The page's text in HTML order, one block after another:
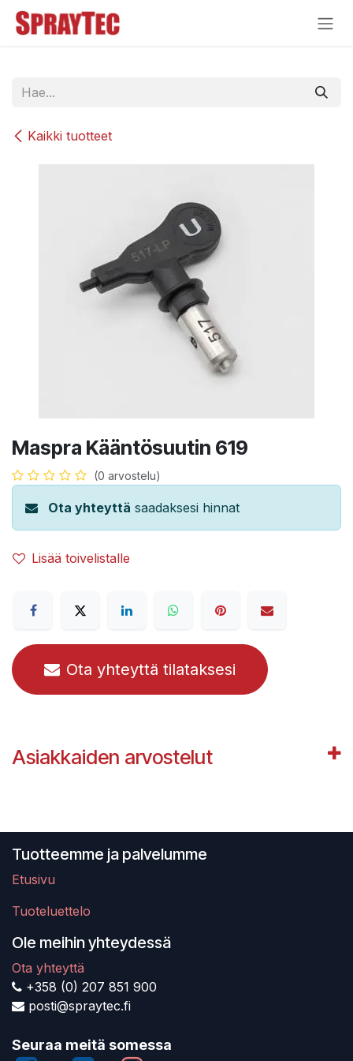
Siirry sisältöön
Kaikki tuotteet
Maspra Kääntösuutin 619
(0 arvostelu)
Ota yhteyttä saadaksesi hinnat
Lisää toivelistalle
Ota yhteyttä tilataksesi
Asiakkaiden arvostelut
Tuotteemme ja palvelumme
Etusivu
Tuoteluettelo
Ole meihin yhteydessä
Ota yhteyttä
+358 (0) 207 851 900
posti@spraytec.fi
Seuraa meitä somessa